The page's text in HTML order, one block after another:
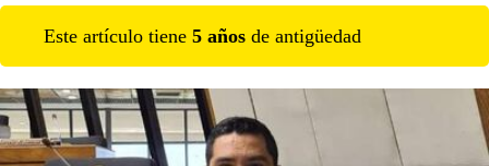
Este artículo tiene 5 años de antigüedad